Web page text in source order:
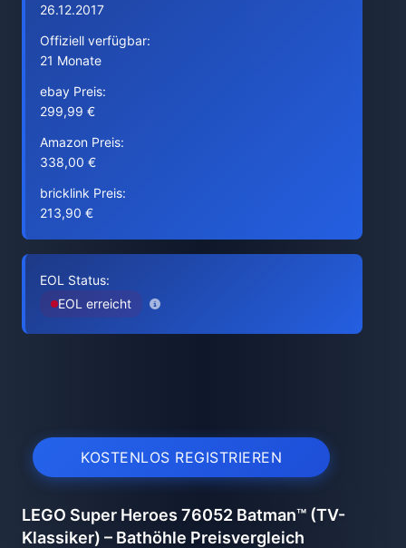
26.12.2017
Offiziell verfügbar:
21 Monate
ebay Preis:
299,99 €
Amazon Preis:
338,00 €
bricklink Preis:
213,90 €
EOL Status:
EOL erreicht
KOSTENLOS REGISTRIEREN
LEGO Super Heroes 76052 Batman™ (TV-
Klassiker) – Bathöhle Preisvergleich